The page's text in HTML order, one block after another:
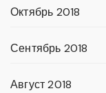
Октябрь 2018
Сентябрь 2018
Август 2018